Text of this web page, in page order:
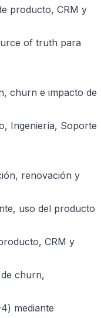
producto, CRM y
of truth para
churn e impacto de
Ingeniería, Soporte
renovación y
uso del producto
CRM y
churn,
mediante